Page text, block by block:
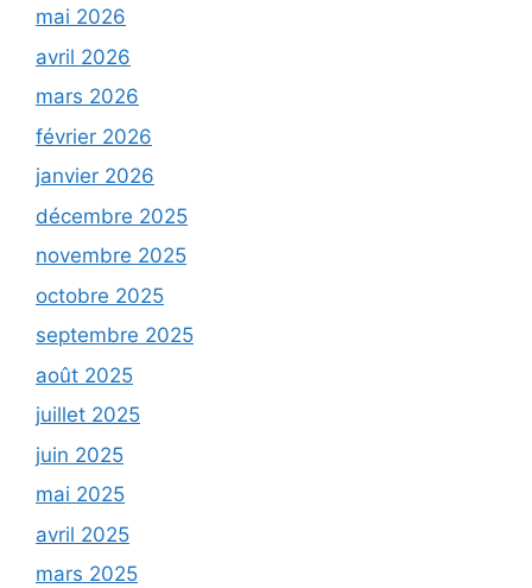
mai 2026
avril 2026
mars 2026
février 2026
janvier 2026
décembre 2025
novembre 2025
octobre 2025
septembre 2025
août 2025
juillet 2025
juin 2025
mai 2025
avril 2025
mars 2025